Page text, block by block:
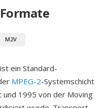
M2V
ein Standard-
MPEG-2-Systemschicht
1995 von der Moving